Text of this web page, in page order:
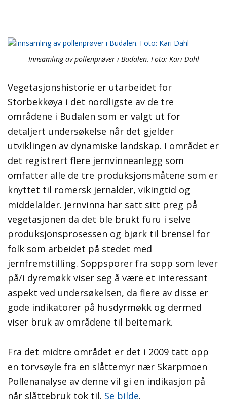
Innsamling av pollenprøver i Budalen. Foto: Kari Dahl
Vegetasjonshistorie er utarbeidet for
Storbekkøya i det nordligste av de tre
områdene i Budalen som er valgt ut for
detaljert undersøkelse når det gjelder
utviklingen av dynamiske landskap. I området er
det registrert flere jernvinneanlegg som
omfatter alle de tre produksjonsmåtene som er
knyttet til romersk jernalder, vikingtid og
middelalder. Jernvinna har satt sitt preg på
vegetasjonen da det ble brukt furu i selve
produksjonsprosessen og bjørk til brensel for
folk som arbeidet på stedet med
jernfremstilling. Soppsporer fra sopp som lever
på/i dyremøkk viser seg å være et interessant
aspekt ved undersøkelsen, da flere av disse er
gode indikatorer på husdyrmøkk og dermed
viser bruk av områdene til beitemark.
Fra det midtre området er det i 2009 tatt opp
en torvsøyle fra en slåttemyr nær Skarpmoen
Pollenanalyse av denne vil gi en indikasjon på
når slåttebruk tok til. Se bilde.